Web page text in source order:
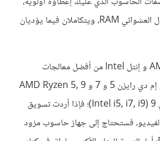
لأنه يتناغم مع ذاكرة الوصول العشوائي RAM، ويتكاملان فيما يؤديان
يُعَد المعالجان إي إم دي AMD و إنتل Intel من أفضل معالجات
الحاسوب، ويتنوعان بين إي إم دي رايزن 5 و 7 و 9 AMD Ryzen 5,
7, 9 وإنتل آي 5 وآي 7 وآي 9 (Intel i5, i7, i9)؛ فإذا أردت تسويق
فستحتاج إلى جهاز حاسوب مزود